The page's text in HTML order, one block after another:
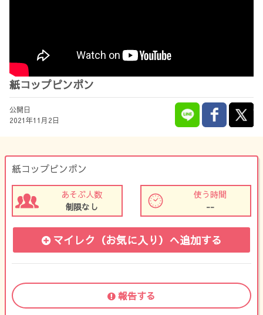
紙コップピンポン
公開日
2021年11月2日
紙コップピンポン
あそぶ人数
制限なし
使う時間
--
マイレク（お気に入り） へ追加する
報告する